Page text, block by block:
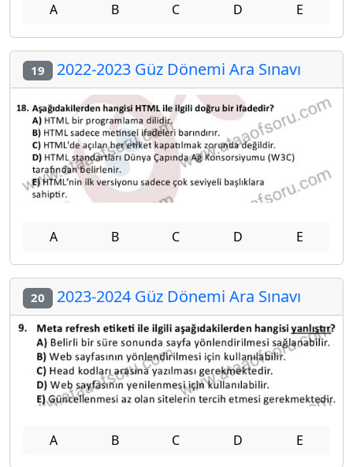
A B C D E
19 2022-2023 Güz Dönemi Ara Sınavı
A B C D E
20 2023-2024 Güz Dönemi Ara Sınavı
A B C D E